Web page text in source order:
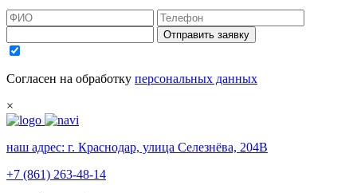
Отправить заявку
Согласен на обработку персональных данных
×
наш адрес: г. Краснодар, улица Селезнёва, 204В
+7 (861) 263-48-14